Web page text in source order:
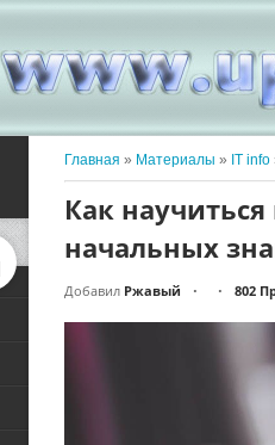
Главная » Материалы » IT info
Как
начальных
Добавил Ржавый • • 802